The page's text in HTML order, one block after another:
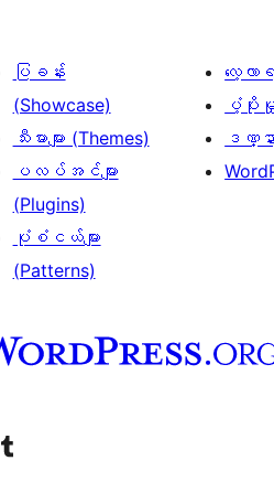
ပြခန်း
(Showcase)
သီးမားများ (Themes)
ပလပ်အင်များ
(Plugins)
ပုံစံငယ်များ
(Patterns)
လေ့လ
ပံ့ပို
ဒဏ္ဍ
ကျွန်ုပ်တို့၏ Tumblr အကောင့်သို့ ဝင်ရောက်ကြည့်ရှုရန်